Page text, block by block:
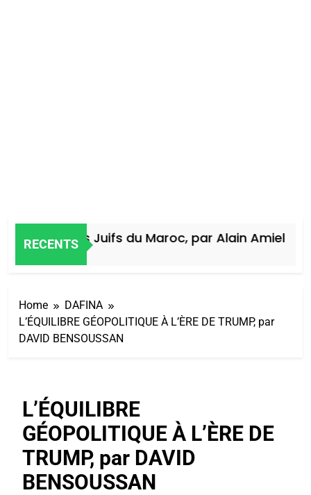
RECENTS
Histoire des Juifs du Maroc, par Alain Amiel
Home
DAFINA
L’ÉQUILIBRE GÉOPOLITIQUE À L’ÈRE DE TRUMP, par
DAVID BENSOUSSAN
L’ÉQUILIBRE
GÉOPOLITIQUE À L’ÈRE DE
TRUMP, par DAVID
BENSOUSSAN